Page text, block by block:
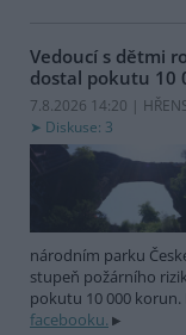
Vedoucí s dětmi
dostal pokutu 10
7.8.2026 14:20 |
Diskuse: 3
národním parku
stupeň požárního
pokutu 10 000
facebooku.